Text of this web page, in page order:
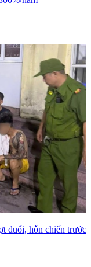
đuổi, hỗn chiến trước